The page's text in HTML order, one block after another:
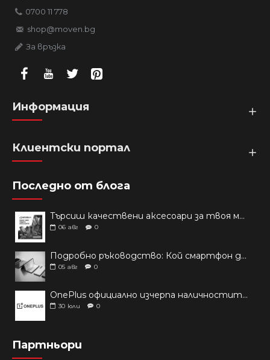
0700 11 778
shop@moven.bg
За връзка
Информация
Клиентски портал
Последно от блога
Търсиш качествени аксесоари за твоя модел? Как правилно да защитим новия си смартфон: Ръководство за аксесоари през 2026 г.
06 авг 0
Подробно ръководство: Кой смартфон да купиш през 2026 г.?
05 авг 0
OnePlus официално изчерпа наличностите си от телефони на основни пазари
30 юли 0
Партньори